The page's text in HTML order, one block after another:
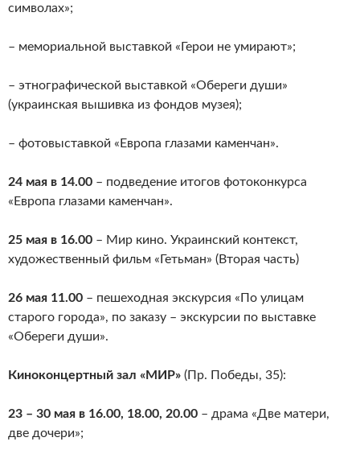
символах»;
– мемориальной выставкой «Герои не умирают»;
– этнографической выставкой «Обереги души»
(украинская вышивка из фондов музея);
– фотовыставкой «Европа глазами каменчан».
24 мая в 14.00 – подведение итогов фотоконкурса
«Европа глазами каменчан».
25 мая в 16.00 – Мир кино. Украинский контекст,
художественный фильм «Гетьман» (Вторая часть)
26 мая 11.00 – пешеходная экскурсия «По улицам
старого города», по заказу – экскурсии по выставке
«Обереги души».
Киноконцертный зал «МИР» (Пр. Победы, 35):
23 – 30 мая в 16.00, 18.00, 20.00 – драма «Две матери,
две дочери»;